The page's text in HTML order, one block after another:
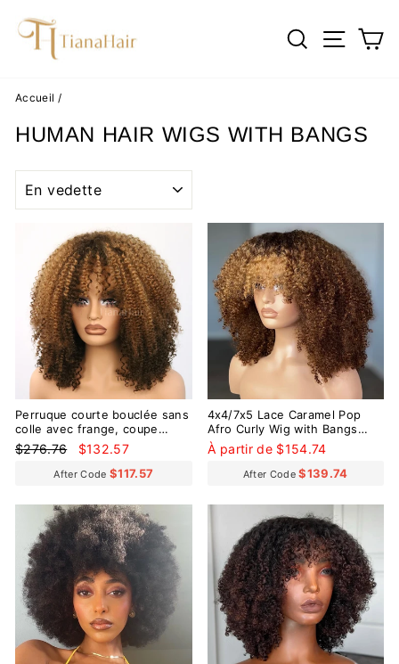
contenu
Accueil /
HUMAN HAIR WIGS WITH BANGS
Perruque courte bouclée sans
colle avec frange, coupe
shaggy Wolf, à jeter et à
emporter
Prix
$276.76
Prix
$132.57
After Code $117.57
4x4/7x5 Lace Caramel Pop
Afro Curly Wig with Bangs
Pre-Everything Wear Go
Glueless Wig
À partir de $154.74
After Code$139.74